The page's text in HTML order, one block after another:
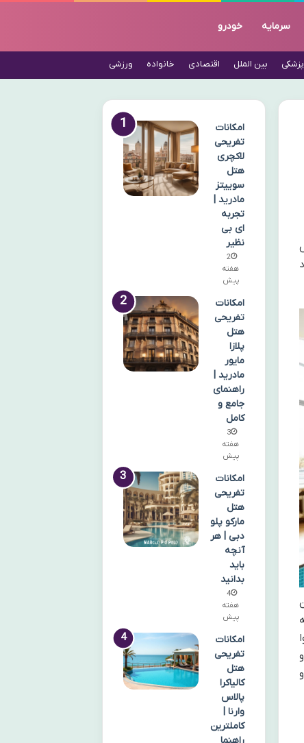
سرمایه خودرو
پزشکی بین الملل اقتصادی خانواده ورزشی
امکانات
تفریحی
لاکچری
هتل
سوییتز
مادرید |
تجربه
ای بی
نظیر
2
هفته
پیش
امکانات
تفریحی
هتل
پلازا
مایور
مادرید |
راهنمای
جامع و
کامل
3
هفته
پیش
امکانات
تفریحی
هتل
مارکو پلو
دبی | هر
آنچه
باید
بدانید
4
هفته
پیش
امکانات
تفریحی
هتل
کالیاکرا
پالاس
وارنا |
کاملترین